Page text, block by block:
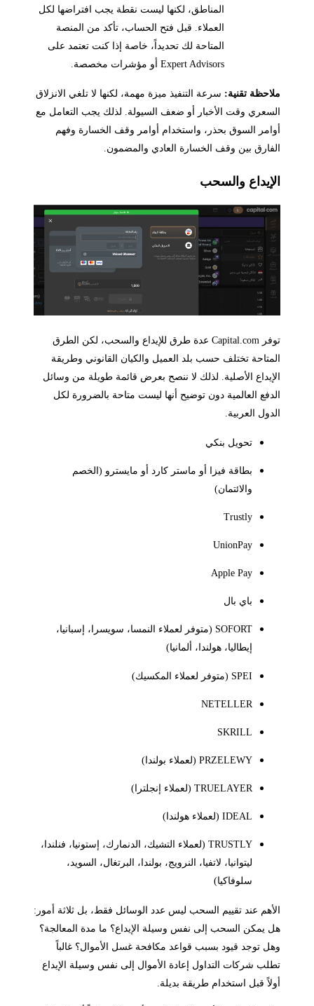
المناطق، لكنها ليست نقطة يجب افتراضها لكل
العملاء. قبل فتح الحساب، تأكد من المنصة
المتاحة لك تحديداً، خاصة إذا كنت تعتمد على
Expert Advisors أو مؤشرات مخصصة.
ملاحظة تقنية: سرعة التنفيذ ميزة مهمة، لكنها لا تلغي الانزلاق
السعري وقت الأخبار أو ضعف السيولة. لذلك يجب التعامل مع
أوامر السوق بحذر، واستخدام أوامر وقف الخسارة وفهم
الفارق بين وقف الخسارة العادي والمضمون.
الإيداع والسحب
توفر Capital.com عدة طرق للإيداع والسحب، لكن الطرق
المتاحة تختلف حسب بلد العميل والكيان القانوني وطريقة
الإيداع الأصلية. لذلك لا ننصح بعرض قائمة طويلة من وسائل
الدفع العالمية دون توضيح أنها ليست متاحة بالضرورة لكل
الدول العربية.
تحويل بنكي
بطاقة فيزا أو ماستر كارد أو مايسترو (الخصم
والائتمان)
Trustly
UnionPay
Apple Pay
باي بال
SOFORT (متوفر لعملاء النمسا، سويسرا، إسبانيا،
إيطاليا، هولندا، ألمانيا)
SPEI (متوفر لعملاء المكسيك)
NETELLER
SKRILL
PRZELEWY (لعملاء بولندا)
TRUELAYER (لعملاء إنجلترا)
IDEAL (لعملاء هولندا)
TRUSTLY (لعملاء التشيك، الدنمارك، إستونيا، فنلندا،
ليتوانيا، لاتفيا، النرويج، بولندا، البرتغال، السويد،
سلوفاكيا)
الأهم عند تقييم السحب ليس عدد الوسائل فقط، بل ثلاثة أمور:
هل يمكن السحب إلى نفس وسيلة الإيداع؟ ما مدة المعالجة؟
وهل توجد قيود بسبب قواعد مكافحة غسل الأموال؟ غالباً
تطلب شركات التداول إعادة الأموال إلى نفس وسيلة الإيداع
أولاً قبل استخدام طريقة بديلة.